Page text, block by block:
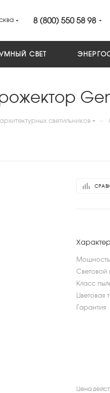
8 (800) 550 58 98
СВЕТ
светильников —
Мощность
Световой
Класс
Цветовая
Гарантия
Цена